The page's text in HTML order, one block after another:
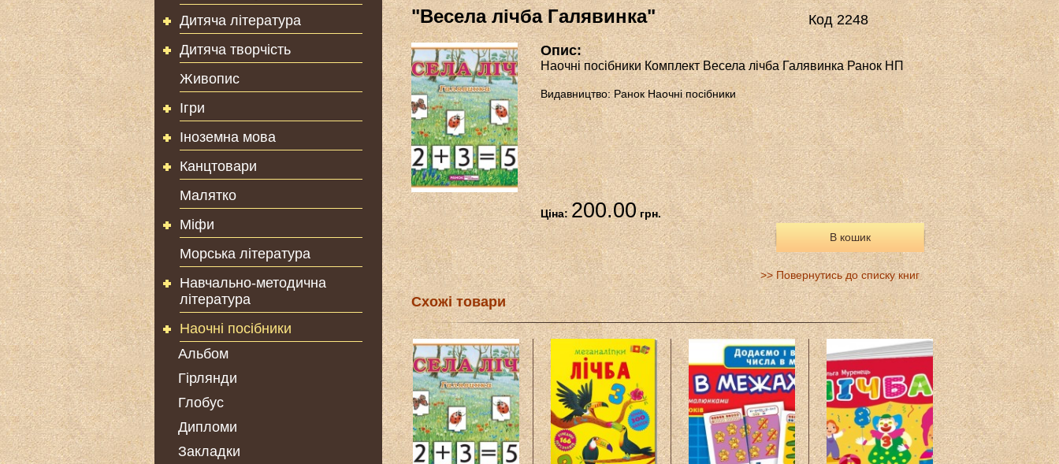
Дитяча література
Дитяча творчість
Живопис
Ігри
Іноземна мова
Канцтовари
Малятко
Міфи
Морська література
Навчально-методична
література
Наочні посібники
Альбом
Гірлянди
Глобус
Дипломи
Закладки
"Весела лічба Галявинка"
Код 2248
Опис:
Наочні посібники Комплект Весела лічба Галявинка Ранок НП
Видавництво: Ранок Наочні посібники
Ціна:200.00грн.
В кошик
>> Повернутись до списку книг
Схожі товари